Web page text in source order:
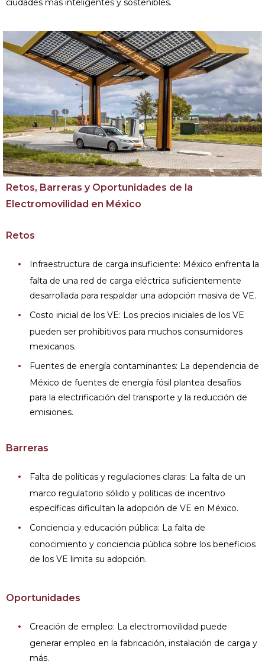
ciudades más inteligentes y sostenibles.
Retos, Barreras y Oportunidades de la
Electromovilidad en México
Retos
Infraestructura de carga insuficiente: México enfrenta la
falta de una red de carga eléctrica suficientemente
desarrollada para respaldar una adopción masiva de VE.
Costo inicial de los VE: Los precios iniciales de los VE
pueden ser prohibitivos para muchos consumidores
mexicanos.
Fuentes de energía contaminantes: La dependencia de
México de fuentes de energía fósil plantea desafíos
para la electrificación del transporte y la reducción de
emisiones.
Barreras
Falta de políticas y regulaciones claras: La falta de un
marco regulatorio sólido y políticas de incentivo
específicas dificultan la adopción de VE en México.
Conciencia y educación pública: La falta de
conocimiento y conciencia pública sobre los beneficios
de los VE limita su adopción.
Oportunidades
Creación de empleo: La electromovilidad puede
generar empleo en la fabricación, instalación de carga y
más.